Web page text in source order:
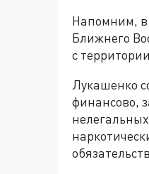
Напомним, в
Ближнего
с
Лукашенко
финансово,